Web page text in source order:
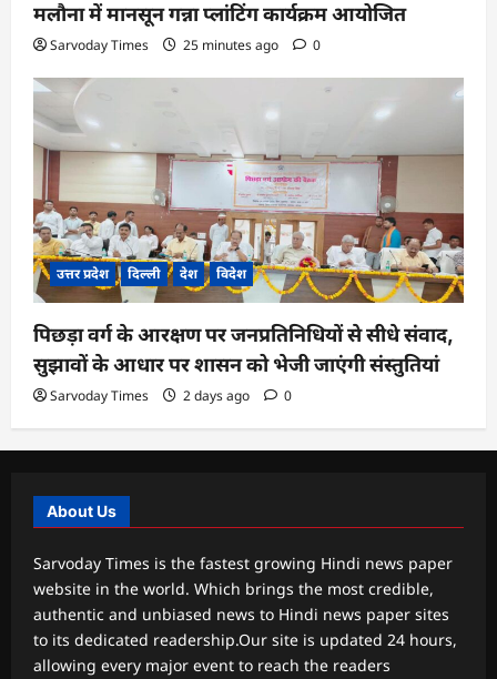
मलौना में मानसून गन्ना प्लांटिंग कार्यक्रम आयोजित
Sarvoday Times 25 minutes ago 0
उत्तर प्रदेश दिल्ली देश विदेश
पिछड़ा वर्ग के आरक्षण पर जनप्रतिनिधियों से सीधे संवाद,
सुझावों के आधार पर शासन को भेजी जाएंगी संस्तुतियां
Sarvoday Times 2 days ago 0
About Us
Sarvoday Times is the fastest growing Hindi news paper
website in the world. Which brings the most credible,
authentic and unbiased news to Hindi news paper sites
to its dedicated readership.Our site is updated 24 hours,
allowing every major event to reach the readers